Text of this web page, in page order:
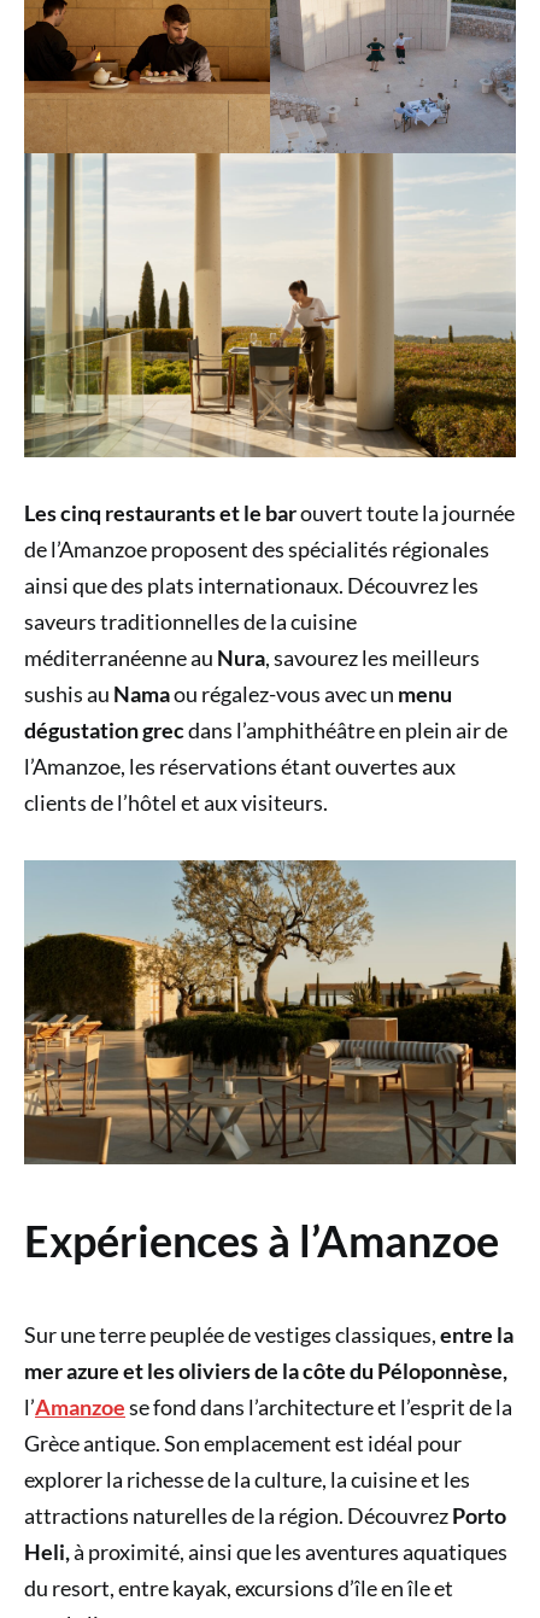
Les cinq restaurants et le barouvert toute la journée
de l’Amanzoe proposent des spécialités régionales
ainsi que des plats internationaux. Découvrez les
saveurs traditionnelles de la cuisine
méditerranéenne au Nura, savourez les meilleurs
sushis au Namaou régalez-vous avec un menu
dégustation grecdans l’amphithéâtre en plein air de
l’Amanzoe, les réservations étant ouvertes aux
clients de l’hôtel et aux visiteurs.
Expériences à l’Amanzoe
Sur une terre peuplée de vestiges classiques,entre la
mer azure et les oliviers de la côte du Péloponnèse,
l’Amanzoese fond dans l’architecture et l’esprit de la
Grèce antique. Son emplacement est idéal pour
explorer la richesse de la culture, la cuisine et les
attractions naturelles de la région. DécouvrezPorto
Heli,à proximité, ainsi que les aventures aquatiques
du resort, entre kayak, excursions d’île en île et